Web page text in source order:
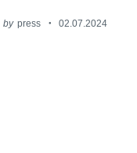
by press 02.07.2024